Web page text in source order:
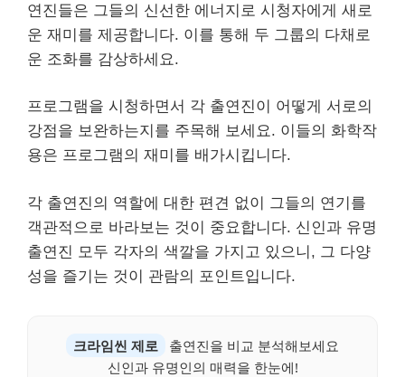
연진들은 그들의 신선한 에너지로 시청자에게 새로
운 재미를 제공합니다. 이를 통해 두 그룹의 다채로
운 조화를 감상하세요.
프로그램을 시청하면서 각 출연진이 어떻게 서로의
강점을 보완하는지를 주목해 보세요. 이들의 화학작
용은 프로그램의 재미를 배가시킵니다.
각 출연진의 역할에 대한 편견 없이 그들의 연기를
객관적으로 바라보는 것이 중요합니다. 신인과 유명
출연진 모두 각자의 색깔을 가지고 있으니, 그 다양
성을 즐기는 것이 관람의 포인트입니다.
크라임씬 제로
출연진을 비교 분석해보세요
신인과 유명인의 매력을 한눈에!